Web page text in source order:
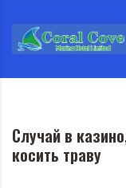
Случай в
косить траву